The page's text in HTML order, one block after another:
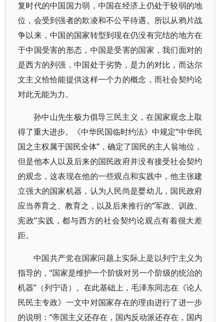
复时代的中国国力弱，中国在经济上仍处于较弱的地
位，会受到强者的欺凌和不公平待遇。所以从鸦片战
争以来，中国的国家转型到现在仍没有完结的地方在
于中国受害的形态，中国是受害的国家，我们面对的
是西方的列强，中国处于劣势，是力的对比，而达尔
文主义恰恰能提供这样一个力的概念，而社会契约论
对此无能为力。
孙中山先生极力倡导三民主义，在国家观念上取
得了重大进步。《中华民国临时约法》中规定“中华民
国之主权属于国民全体”，确定了国民的主人翁地位，
但是他本人以及后来的国民政府并没有接受社会契约
的观念，这表现在他的一些观点和实践中，他主张建
立强大的国家机器，认为人民尚是婴幼儿，国民政府
应当养育之、教育之，以及后来推行的“军政、训政、
宪政”实践，都与西方的社会契约论观点有着很大差
距。
中国共产党在国家问题上实际上是以列宁主义为
指导的，“国家是维护一个阶级对另一个阶级的统治的
机器”（列宁语）。在此基础上，毛泽东同志在《论人
民民主专政》一文中对国家存在的理由进行了进一步
的说明：“帝国主义还存在，国内反动派还存在，国内